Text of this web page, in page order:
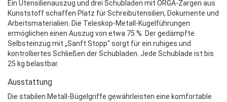
Ein Utensilienauszug und drei Schubladen mit ORGA-Zargen aus
Kunststoff schaffen Platz für Schreibutensilien, Dokumente und
Arbeitsmaterialien. Die Teleskop-Metall-Kugelführungen
ermöglichen einen Auszug von etwa 75 %. Der gedämpfte
Selbsteinzug mit „Sanft Stopp“ sorgt für ein ruhiges und
kontrolliertes Schließen der Schubladen. Jede Schublade ist bis
25 kg belastbar.
Ausstattung
Die stabilen Metall-Bügelgriffe gewährleisten eine komfortable